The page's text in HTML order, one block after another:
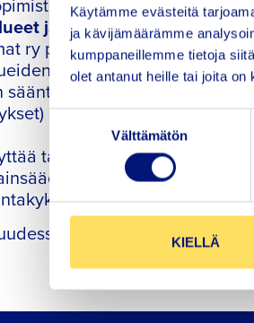
Käytämme evästeitä
ja kävijämäärämme
kumppaneillemme tietoja
olet antanut heille tai joita
Suostumuksen
Välttämätön
KIELLÄ
ja poikkeusolot (6 §):
ry pitää tärkeänä, että
käyttö perustuu
(esim. turvallisuus-,
säilyy voimassa myös
tarkennuksia siihen, miten
vaikuttaa
voidaan turvata
löytyy
täältä.